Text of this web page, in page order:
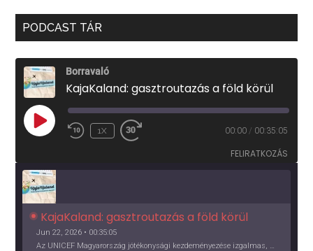
PODCAST TÁR
Borravaló
KajaKaland: gasztroutazás a föld körül
PLAY
EPISODE
1X 00:00 / 00:35:05
FELIRATKOZÁS
KajaKaland: gasztroutazás a föld körül
Jun 22, 2026 • 00:35:05
Az UNICEF Magyarország jótékonysági kezdeményezése izgalmas, egész éves világkörüli ízutazásra hív, igazi családi program és gasztroedukáció, illetve segítség a rászorulóknak is egyben.